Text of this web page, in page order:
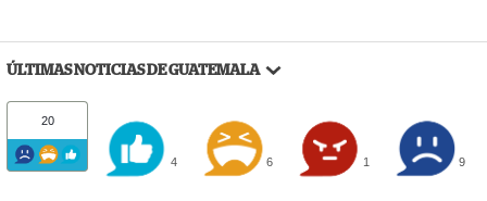
ÚLTIMAS NOTICIAS DE GUATEMALA
20
4 6 1 9